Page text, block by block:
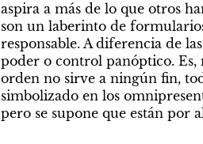
aspira a más de lo que otros
son un laberinto de
responsable. A diferencia de
poder o control panóptico.
orden no sirve a ningún fin,
simbolizado en los
pero se supone que están por